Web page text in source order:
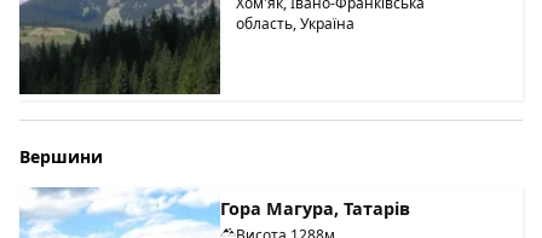
область, Україна
Вершини
Гора Магура, Татарів